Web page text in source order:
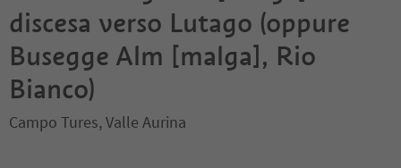
discesa verso Lutago (oppure
Busegge Alm [malga], Rio
Bianco)
Campo Tures, Valle Aurina